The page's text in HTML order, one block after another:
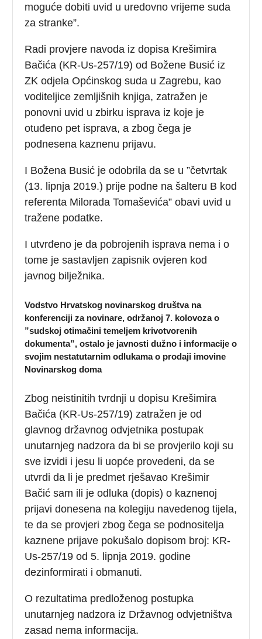
moguće dobiti uvid u uredovno vrijeme suda
za stranke”.
Radi provjere navoda iz dopisa Krešimira
Bačića (KR-Us-257/19) od Božene Busić iz
ZK odjela Općinskog suda u Zagrebu, kao
voditeljice zemljišnih knjiga, zatražen je
ponovni uvid u zbirku isprava iz koje je
otuđeno pet isprava, a zbog čega je
podnesena kaznenu prijavu.
I Božena Busić je odobrila da se u ”četvrtak
(13. lipnja 2019.) prije podne na šalteru B kod
referenta Milorada Tomaševića” obavi uvid u
tražene podatke.
I utvrđeno je da pobrojenih isprava nema i o
tome je sastavljen zapisnik ovjeren kod
javnog bilježnika.
Vodstvo Hrvatskog novinarskog društva na
konferenciji za novinare, održanoj 7. kolovoza o
”sudskoj otimačini temeljem krivotvorenih
dokumenta”, ostalo je javnosti dužno i informacije o
svojim nestatutarnim odlukama o prodaji imovine
Novinarskog doma
Zbog neistinitih tvrdnji u dopisu Krešimira
Bačića (KR-Us-257/19) zatražen je od
glavnog državnog odvjetnika postupak
unutarnjeg nadzora da bi se provjerilo koji su
sve izvidi i jesu li uopće provedeni, da se
utvrdi da li je predmet rješavao Krešimir
Bačić sam ili je odluka (dopis) o kaznenoj
prijavi donesena na kolegiju navedenog tijela,
te da se provjeri zbog čega se podnositelja
kaznene prijave pokušalo dopisom broj: KR-
Us-257/19 od 5. lipnja 2019. godine
dezinformirati i obmanuti.
O rezultatima predloženog postupka
unutarnjeg nadzora iz Državnog odvjetništva
zasad nema informacija.